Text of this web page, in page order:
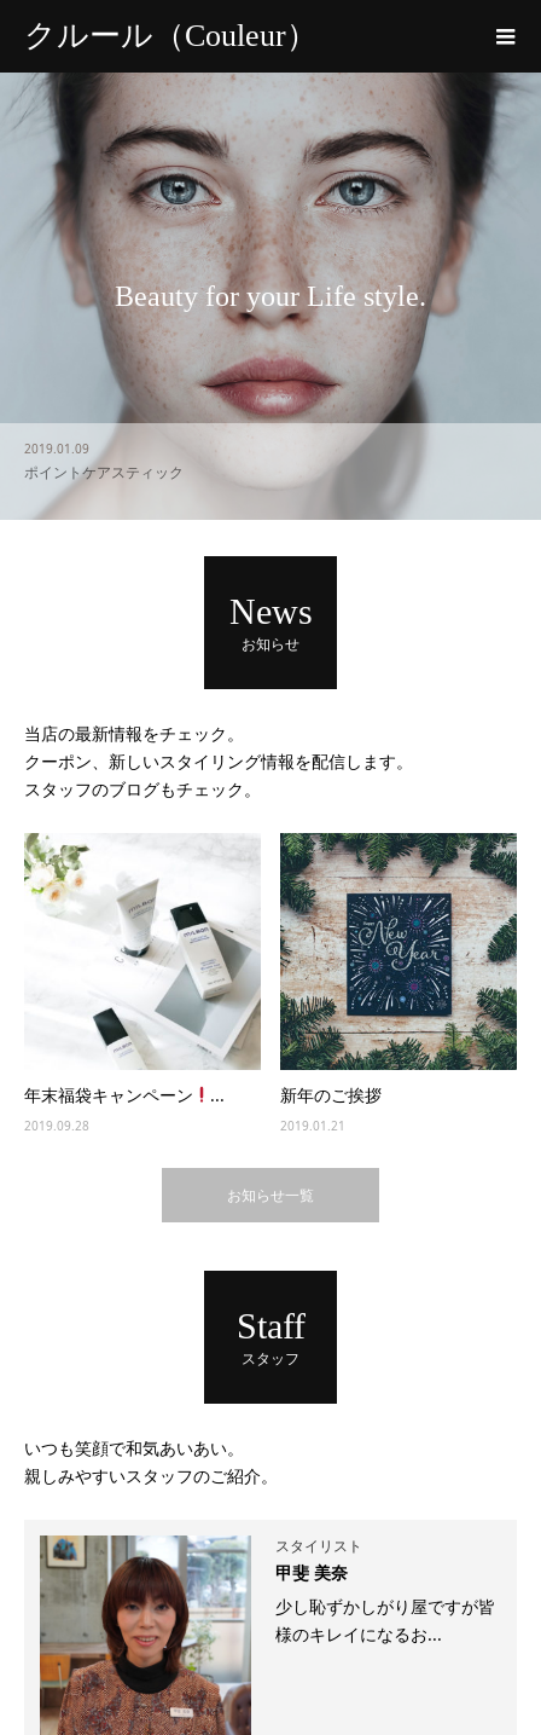
クルール（Couleur）
Beauty for your Life style.
2019.01.09
ポイントケアスティック
News
お知らせ
当店の最新情報をチェック。
クーポン、新しいスタイリング情報を配信します。
スタッフのブログもチェック。
年末福袋キャンペーン ...
2019.09.28
新年のご挨拶
2019.01.21
お知らせ一覧
Staff
スタッフ
いつも笑顔で和気あいあい。
親しみやすいスタッフのご紹介。
スタイリスト
甲斐 美奈
少し恥ずかしがり屋ですが皆
様のキレイになるお...